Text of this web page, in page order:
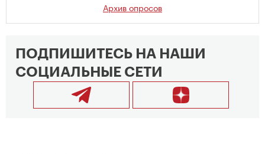
Архив опросов
ПОДПИШИТЕСЬ НА НАШИ
СОЦИАЛЬНЫЕ СЕТИ